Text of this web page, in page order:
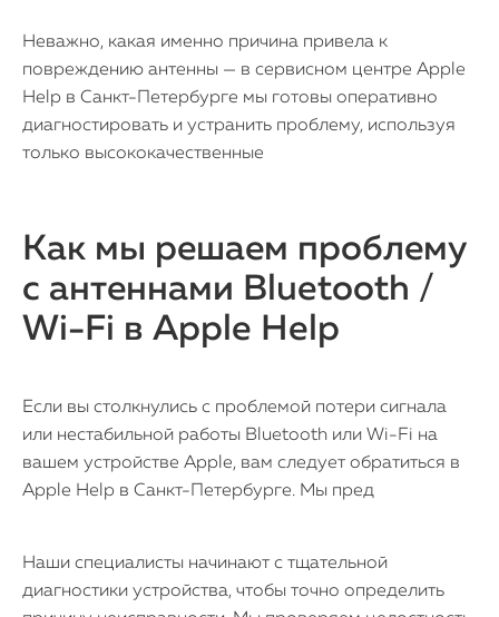
Неважно, какая именно причина привела к
повреждению антенны — в сервисном центре Apple
Help в Санкт-Петербурге мы готовы оперативно
диагностировать и устранить проблему, используя
только высококачественные
Как мы решаем проблему
с антеннами Bluetooth /
Wi-Fi в Apple Help
Если вы столкнулись с проблемой потери сигнала
или нестабильной работы Bluetooth или Wi-Fi на
вашем устройстве Apple, вам следует обратиться в
Apple Help в Санкт-Петербурге. Мы пред
Наши специалисты начинают с тщательной
диагностики устройства, чтобы точно определить